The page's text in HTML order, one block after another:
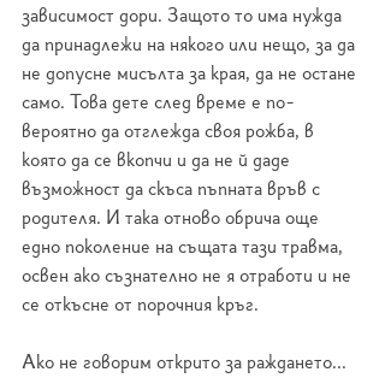
зависимост дори. Защото то има нужда
да принадлежи на някого или нещо, за да
не допусне мисълта за края, да не остане
само. Това дете след време е по-
вероятно да отглежда своя рожба, в
която да се вкопчи и да не й даде
възможност да скъса пъпната връв с
родителя. И така отново обрича още
едно поколение на същата тази травма,
освен ако съзнателно не я отработи и не
се откъсне от порочния кръг.
Ако не говорим открито за раждането...